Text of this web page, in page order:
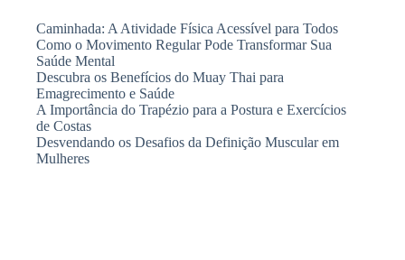
Caminhada: A Atividade Física Acessível para Todos
Como o Movimento Regular Pode Transformar Sua
Saúde Mental
Descubra os Benefícios do Muay Thai para
Emagrecimento e Saúde
A Importância do Trapézio para a Postura e Exercícios
de Costas
Desvendando os Desafios da Definição Muscular em
Mulheres